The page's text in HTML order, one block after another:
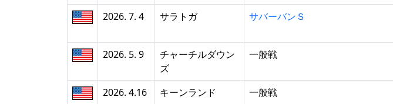
2026. 7. 4 サラトガ サバーバンＳ
2026. 5. 9
チャーチルダウン
ズ
一般戦
2026. 4.16
キーンランド 一般戦